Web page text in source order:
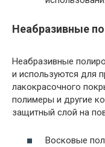
Неабразивные
Неабразивные
и используются для
лакокрасочного
полимеры и другие
защитный слой на
Восковые